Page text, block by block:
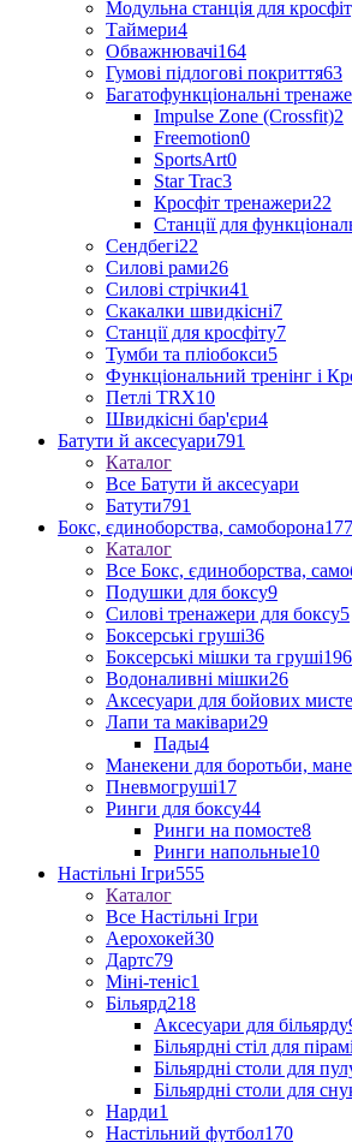
Модульна станція для
Таймери4
Обважнювачі164
Гумові підлогові покриття63
Багатофункціональні
Impulse Zone (Crossfit)2
Freemotion0
SportsArt0
Star Trac3
Кросфіт тренажери22
Станції для
Сендбегі22
Силові рами26
Силові стрічки41
Скакалки швидкісні7
Станції для кросфіту7
Тумби та пліобокси5
Функціональний тренінг і
Петлі TRX10
Швидкісні бар'єри4
Батути й аксесуари791
Каталог
Все Батути й аксесуари
Батути791
Бокс, єдиноборства, самоборона
Каталог
Все Бокс, єдиноборства,
Подушки для боксу9
Силові тренажери для боксу5
Боксерські груші36
Боксерські мішки та груші196
Водоналивні мішки26
Аксесуари для бойових
Лапи та маківари29
Пады4
Манекени для боротьби,
Пневмогруші17
Ринги для боксу44
Ринги на помосте8
Ринги напольные10
Настільні Ігри555
Каталог
Все Настільні Ігри
Аерохокей30
Дартс79
Міні-теніс1
Більярд218
Аксесуари для більярду
Більярдні стіл для
Більярдні столи для
Більярдні столи для
Нарди1
Настільний футбол170